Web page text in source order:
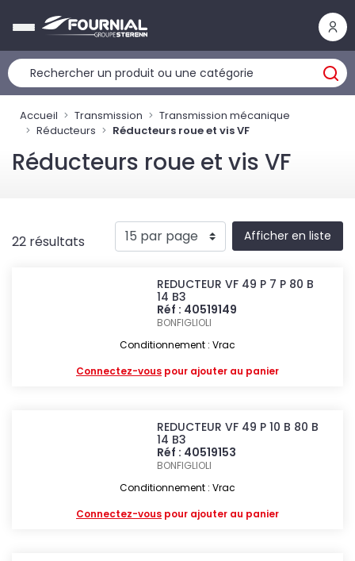
Accueil Transmission
Transmission mécanique
Réducteurs
Réducteurs roue et vis VF
Réducteurs roue et vis VF
22 résultats Afficher en liste
REDUCTEUR VF 49 P 7 P 80 B
14 B3
Réf : 40519149
BONFIGLIOLI
Conditionnement : Vrac
Connectez-vous pour ajouter au panier
REDUCTEUR VF 49 P 10 B 80 B
14 B3
Réf : 40519153
BONFIGLIOLI
Conditionnement : Vrac
Connectez-vous pour ajouter au panier